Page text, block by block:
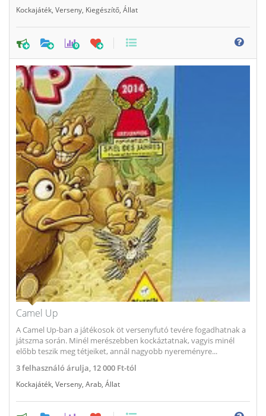
Kockajáték, Verseny, Kiegészítő, Állat
0
Camel Up
A Camel Up-ban a játékosok öt versenyfutó tevére fogadhatnak a
játszma során. Minél merészebben kockáztatnak, vagyis minél
előbb teszik meg tétjeiket, annál nagyobb nyereményre...
3felhasználó árulja, 12 000 Ft-tól
Kockajáték, Verseny, Arab, Állat